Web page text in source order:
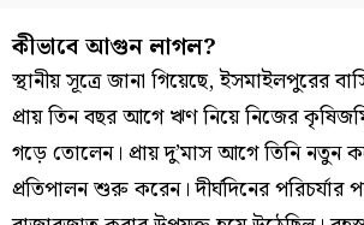
কীভাবে আগুন লাগল?
স্থানীয় সূত্রে জানা গিয়েছে, ইসমাইলপুরের
প্রায় তিন বছর আগে ঋণ নিয়ে নিজের
গড়ে তোলেন। প্রায় দু’মাস আগে তিনি নতুন
প্রতিপালন শুরু করেন। দীর্ঘদিনের পরিচর্যার